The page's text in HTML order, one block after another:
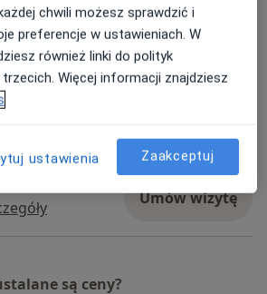
Umów wizytę
wraz
posiłków
Umów wizytę
są ceny?
chwili możesz sprawdzić i
preferencje w ustawieniach. W
również linki do polityk
Więcej informacji znajdziesz
ustawienia Zaakceptuj